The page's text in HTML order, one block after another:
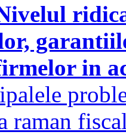
in
raman